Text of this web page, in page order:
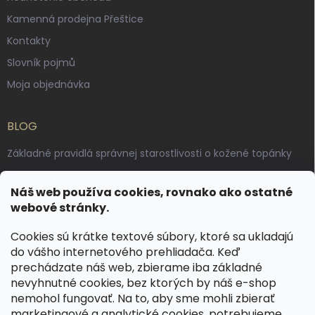
Náš web používa cookies, rovnako ako ostatné
webové stránky.
Cookies sú krátke textové súbory, ktoré sa ukladajú
do vášho internetového prehliadača. Keď
prechádzate náš web, zbierame iba základné
nevyhnutné cookies, bez ktorých by náš e-shop
nemohol fungovať. Na to, aby sme mohli zbierať
Kamenná prodejna Přeštice
Kontakty
Slovník pojmů
Moja objednávka
BLOG
Základné pravidlá správnej starostlivosti o kožené topánky
Výroba českých kožených opaskov: vôňa pravej kože, dotyk
remesla
KONTAKT
dotazy@ spongr.cz